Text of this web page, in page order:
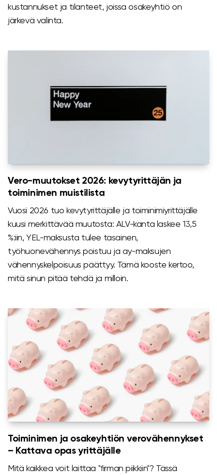
kustannukset ja tilanteet, joissa osakeyhtiö on
järkevä valinta.
Vero-muutokset 2026: kevytyrittäjän ja
toiminimen muistilista
Vuosi 2026 tuo kevytyrittäjälle ja toiminimiyrittäjälle
kuusi merkittävää muutosta: ALV-kanta laskee 13,5
%:iin, YEL-maksusta tulee tasainen,
työhuonevähennys poistuu ja ay-maksujen
vähennyskelpoisuus päättyy. Tämä kooste kertoo,
mitä sinun pitää tehdä ja milloin.
Toiminimen ja osakeyhtiön verovähennykset
– Kattava opas yrittäjälle
Mitä kaikkea voit laittaa "firman piikkiin"? Tässä